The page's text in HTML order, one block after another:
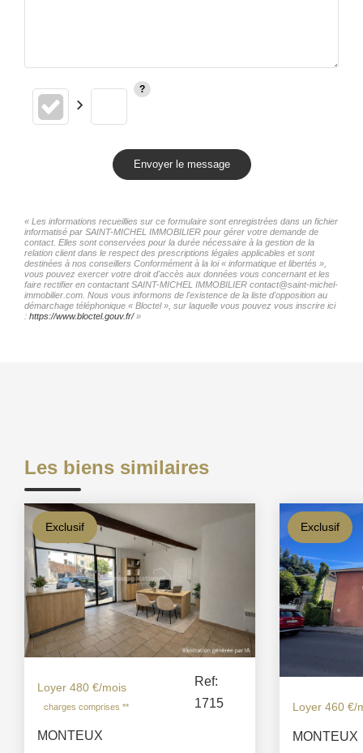
Envoyer le message
« Les informations recueillies sur ce formulaire sont enregistrées dans un fichier
informatisé par SAINT-MICHEL IMMOBILIER pour gérer votre demande de
contact. Elles sont conservées pour la durée nécessaire à la gestion de la
relation client dans le respect des prescriptions légales applicables et sont
destinées à nos conseillers Conformément à la loi « informatique et libertés »,
vous pouvez exercer votre droit d'accès aux données vous concernant et les
faire rectifier en contactant SAINT-MICHEL IMMOBILIER contact@saint-michel-
immobilier.com. Nous vous informons de l'existence de la liste d'opposition au
démarchage téléphonique « Bloctel », sur laquelle vous pouvez vous inscrire ici
: https://www.bloctel.gouv.fr/»
Les biens similaires
Exclusif
Loyer 480 €/mois
charges comprises **
Ref:
1715
MONTEUX
Exclusif
Loyer 460 €/
MONTEUX